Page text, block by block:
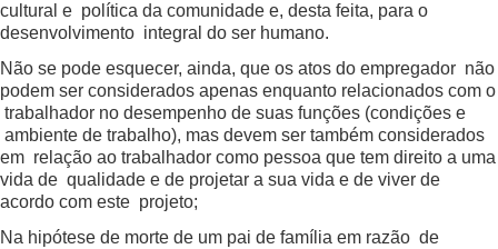
cultural e política da comunidade e, desta feita, para o
desenvolvimento integral do ser humano.
Não se pode esquecer, ainda, que os atos do empregador não
podem ser considerados apenas enquanto relacionados com o
trabalhador no desempenho de suas funções (condições e
ambiente de trabalho), mas devem ser também considerados
em relação ao trabalhador como pessoa que tem direito a uma
vida de qualidade e de projetar a sua vida e de viver de
acordo com este projeto;
Na hipótese de morte de um pai de família em razão de